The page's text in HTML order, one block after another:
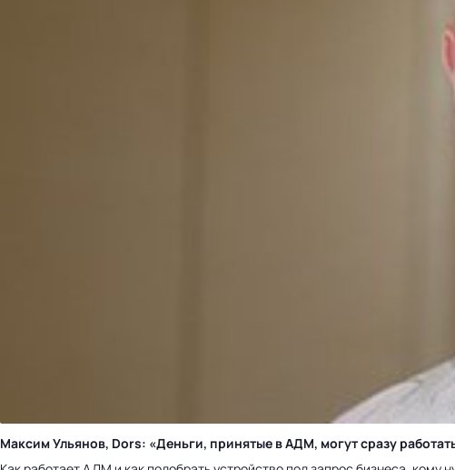
Максим Ульянов, Dors: «Деньги, принятые в АДМ, могут сразу